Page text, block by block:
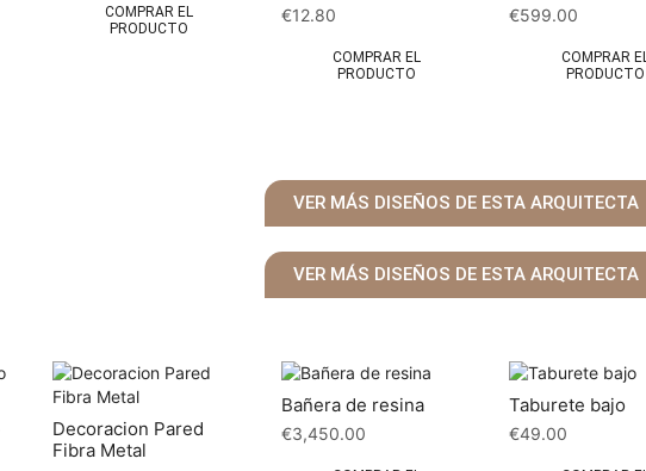
COMPRAR EL
PRODUCTO
€12.80
COMPRAR EL
PRODUCTO
€599.00
COMPRAR EL
PRODUCTO
VER MÁS DISEÑOS DE ESTA ARQUITECTA
VER MÁS DISEÑOS DE ESTA ARQUITECTA
Decoracion Pared
Fibra Metal
Bañera de resina
€3,450.00
Taburete bajo
€49.00